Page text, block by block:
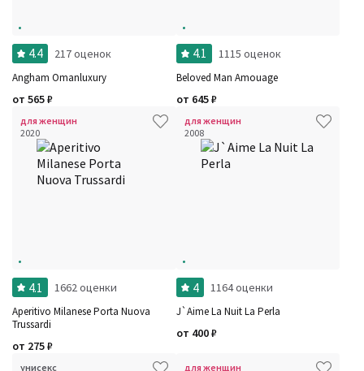
4.4 217 оценок
Angham Omanluxury
от 565₽
4.1 1115 оценок
Beloved Man Amouage
от 645₽
для женщин
2020
4.1 1662 оценки
Aperitivo Milanese Porta Nuova
Trussardi
от 275₽
для женщин
2008
4 1164 оценки
J`Aime La Nuit La Perla
от 400₽
унисекс
для женщин